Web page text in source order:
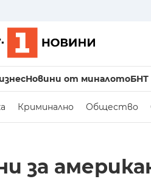
Новини от миналотоБНТ
Криминално Общество
за